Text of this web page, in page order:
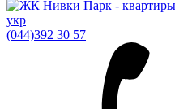
укр
(044)392 30 57